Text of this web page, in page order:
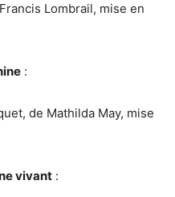
Lombrail, mise en
:
de Mathilda May, mise
vivant :